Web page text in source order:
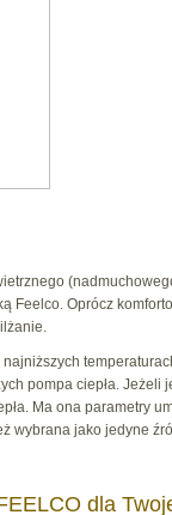
Feelco. Oprócz
pompa ciepła.
Ma ona parametry
wybrana jako jedyne
dla